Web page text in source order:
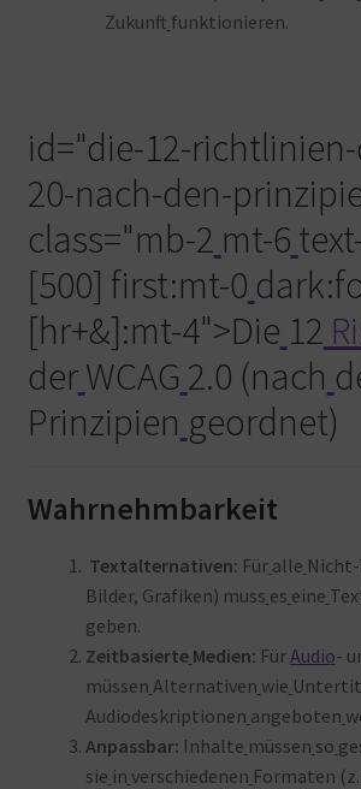
Zukunft funktionieren.
id="die-12-
20-nach-den-
class="mb-2 mt-6
[500] first:mt-0
[hr+&]:mt-4">Die 12
derWCAG 2.0 (nach
Prinzipien geordnet)
Wahrnehmbarkeit
Textalternativen: Für alle
Bilder, Grafiken) muss es eine
geben.
Zeitbasierte Medien: FürAudio-
müssen Alternativen wie
Audiodeskriptionen angeboten
Anpassbar: Inhalte müssen so
sie in verschiedenen Formaten